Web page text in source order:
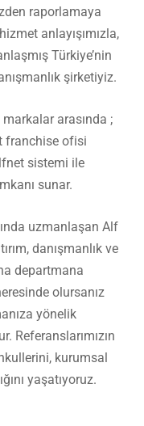
raporlamaya
anlayışımızla,
Türkiye’nin
şirketiyiz.
arasında ;
franchise ofisi
sistemi ile
sunar.
uzmanlaşan Alf
danışmanlık ve
departmana
olursanız
yönelik
Referanslarımızın
kurumsal
yaşatıyoruz.